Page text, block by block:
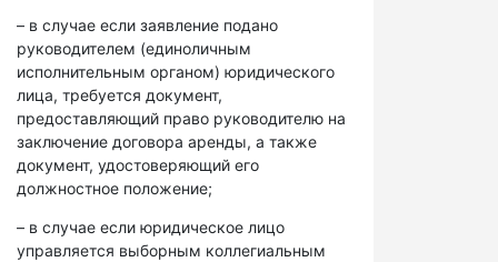
– в случае если заявление подано
руководителем (единоличным
исполнительным органом) юридического
лица, требуется документ,
предоставляющий право руководителю на
заключение договора аренды, а также
документ, удостоверяющий его
должностное положение;
– в случае если юридическое лицо
управляется выборным коллегиальным